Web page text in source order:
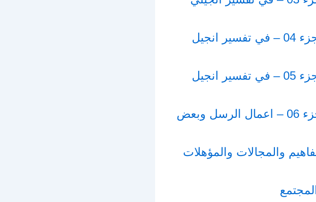
الجزء 15 – الكتاب المقدس – الجزء 04 – في تفسير انجيل
الجزء 16 – الكتاب المقدس – الجزء 05 – في تفسير انجيل
الجزء 17 – الكتاب المقدس – الجزء 06 – اعمال الرسل وبعض
المفاهيم والمجالات والمؤهلات